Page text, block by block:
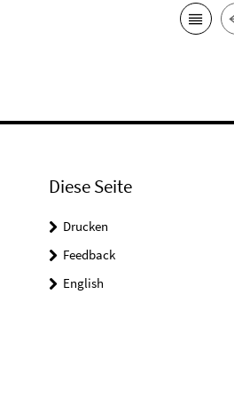
Diese Seite
Drucken
Feedback
English